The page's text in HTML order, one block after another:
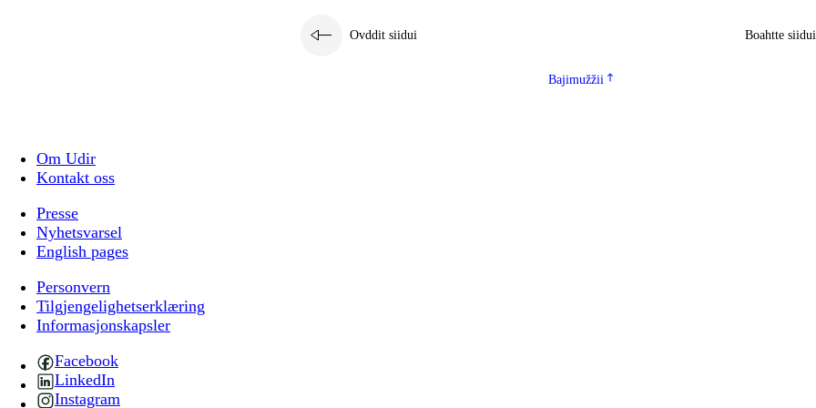
Ovddit siidui Boahtte siidui
Bajimužžii
Om Udir
Kontakt oss
Presse
Nyhetsvarsel
English pages
Personvern
Tilgjengelighetserklæring
Informasjonskapsler
Facebook
LinkedIn
Instagram